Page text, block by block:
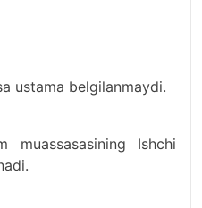
ustama belgilanmaydi.
muassasasining Ishchi